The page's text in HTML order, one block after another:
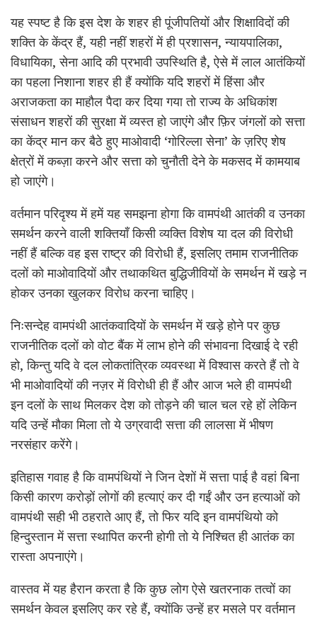
यह स्पष्ट है कि इस देश के शहर ही पूंजीपतियों और शिक्षाविदों की
शक्ति के केंद्र हैं, यही नहीं शहरों में ही प्रशासन, न्यायपालिका,
विधायिका, सेना आदि की प्रभावी उपस्थिति है, ऐसे में लाल आतंकियों
का पहला निशाना शहर ही हैं क्योंकि यदि शहरों में हिंसा और
अराजकता का माहौल पैदा कर दिया गया तो राज्य के अधिकांश
संसाधन शहरों की सुरक्षा में व्यस्त हो जाएंगे और फ़िर जंगलों को सत्ता
का केंद्र मान कर बैठे हुए माओवादी ‘गोरिल्ला सेना’ के ज़रिए शेष
क्षेत्रों में कब्ज़ा करने और सत्ता को चुनौती देने के मकसद में कामयाब
हो जाएंगे।
वर्तमान परिदृश्य में हमें यह समझना होगा कि वामपंथी आतंकी व उनका
समर्थन करने वाली शक्तियाँ किसी व्यक्ति विशेष या दल की विरोधी
नहीं हैं बल्कि वह इस राष्ट्र की विरोधी हैं, इसलिए तमाम राजनीतिक
दलों को माओवादियों और तथाकथित बुद्धिजीवियों के समर्थन में खड़े न
होकर उनका खुलकर विरोध करना चाहिए।
निःसन्देह वामपंथी आतंकवादियों के समर्थन में खड़े होने पर कुछ
राजनीतिक दलों को वोट बैंक में लाभ होने की संभावना दिखाई दे रही
हो, किन्तु यदि वे दल लोकतांत्रिक व्यवस्था में विश्वास करते हैं तो वे
भी माओवादियों की नज़र में विरोधी ही हैं और आज भले ही वामपंथी
इन दलों के साथ मिलकर देश को तोड़ने की चाल चल रहे हों लेकिन
यदि उन्हें मौका मिला तो ये उग्रवादी सत्ता की लालसा में भीषण
नरसंहारकरेंगे।
इतिहास गवाह है कि वामपंथियों ने जिन देशों में सत्ता पाई है वहां बिना
किसी कारण करोड़ों लोगों की हत्याएं कर दी गईं और उन हत्याओं को
वामपंथी सही भी ठहराते आए हैं, तो फिर यदि इन वामपंथियो को
हिन्दुस्तान में सत्ता स्थापित करनी होगी तो ये निश्चित ही आतंक का
रास्ता अपनाएंगे।
वास्तव में यह हैरान करता है कि कुछ लोग ऐसे खतरनाक तत्वों का
समर्थन केवल इसलिए कर रहे हैं, क्योंकि उन्हें हर मसले पर वर्तमान